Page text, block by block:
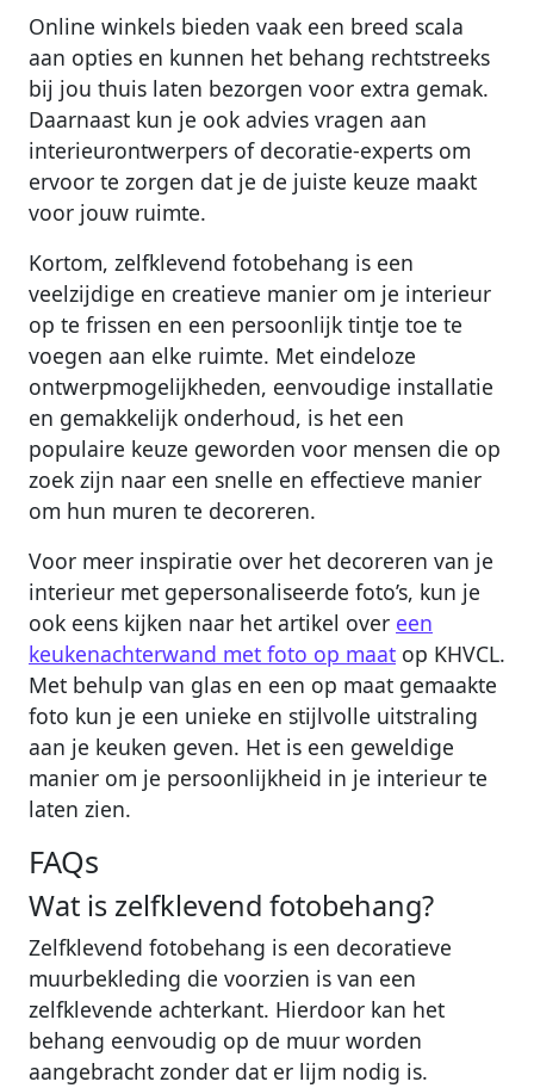
Online winkels bieden vaak een breed scala
aan opties en kunnen het behang rechtstreeks
bij jou thuis laten bezorgen voor extra gemak.
Daarnaast kun je ook advies vragen aan
interieurontwerpers of decoratie-experts om
ervoor te zorgen dat je de juiste keuze maakt
voor jouw ruimte.
Kortom, zelfklevend fotobehang is een
veelzijdige en creatieve manier om je interieur
op te frissen en een persoonlijk tintje toe te
voegen aan elke ruimte. Met eindeloze
ontwerpmogelijkheden, eenvoudige installatie
en gemakkelijk onderhoud, is het een
populaire keuze geworden voor mensen die op
zoek zijn naar een snelle en effectieve manier
om hun muren te decoreren.
Voor meer inspiratie over het decoreren van je
interieur met gepersonaliseerde foto’s, kun je
ook eens kijken naar het artikel over een
keukenachterwand met foto op maat op KHVCL.
Met behulp van glas en een op maat gemaakte
foto kun je een unieke en stijlvolle uitstraling
aan je keuken geven. Het is een geweldige
manier om je persoonlijkheid in je interieur te
laten zien.
FAQs
Wat is zelfklevend fotobehang?
Zelfklevend fotobehang is een decoratieve
muurbekleding die voorzien is van een
zelfklevende achterkant. Hierdoor kan het
behang eenvoudig op de muur worden
aangebracht zonder dat er lijm nodig is.